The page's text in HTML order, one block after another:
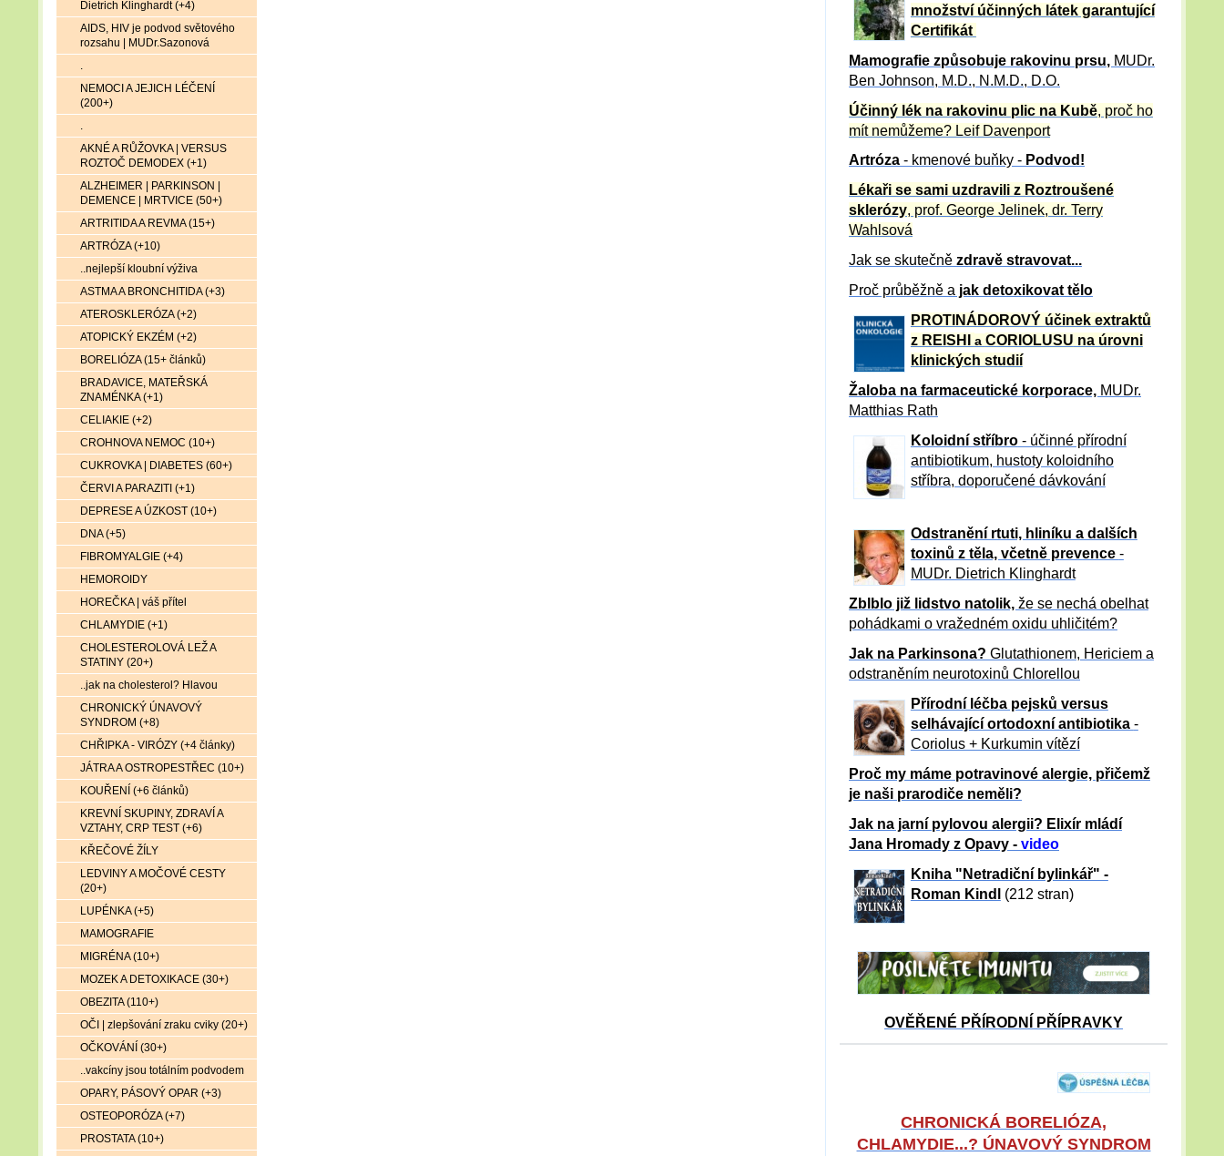
množství účinných látek garantující
Certifikát
Mamografie způsobuje rakovinu prsu, MUDr.
Ben Johnson, M.D., N.M.D., D.O.
Účinný lék na rakovinu plic na Kubě, proč ho
mít nemůžeme? Leif Davenport
Artróza - kmenové buňky - Podvod!
Lékaři se sami uzdravili z Roztroušené
sklerózy, prof. George Jelinek, dr. Terry
Wahlsová
Jak se skutečně zdravě stravovat...
Proč průběžně a jak detoxikovat tělo
PROTINÁDOROVÝ účinek extraktů
z REISHI a CORIOLUSU na úrovni
klinických studií
Žaloba na farmaceutické korporace, MUDr.
Matthias Rath
Koloidní stříbro- účinné přírodní
antibiotikum, hustoty koloidního
stříbra, doporučené dávkování
Odstranění rtuti, hliníku a dalších
toxinů z těla, včetně prevence -
MUDr. Dietrich Klinghardt
Zblblo již lidstvo natolik, že se nechá obelhat
pohádkami o vražedném oxidu uhličitém?
Jak na Parkinsona? Glutathionem, Hericiem a
odstraněním neurotoxinů Chlorellou
Přírodní léčba pejsků versus
selhávající ortodoxní antibiotika -
Coriolus + Kurkumin vítězí
Proč my máme potravinové alergie, přičemž
je naši prarodiče neměli?
Jak na jarní pylovou alergii? Elixír mládí
Jana Hromady z Opavy - video
Kniha "Netradiční bylinkář" -
Roman Kindl
(212 stran)
OVĚŘENÉ PŘÍRODNÍ PŘÍPRAVKY
CHRONICKÁ BORELIÓZA,
CHLAMYDIE...? ÚNAVOVÝ SYNDROM
Dietrich Klinghardt (+4)
AIDS, HIV je podvod světového
rozsahu | MUDr.Sazonová
.
NEMOCI A JEJICH LÉČENÍ
(200+)
.
AKNÉ A RŮŽOVKA | VERSUS
ROZTOČ DEMODEX (+1)
ALZHEIMER | PARKINSON |
DEMENCE | MRTVICE (50+)
ARTRITIDA A REVMA (15+)
ARTRÓZA (+10)
..nejlepší kloubní výživa
ASTMA A BRONCHITIDA (+3)
ATEROSKLERÓZA (+2)
ATOPICKÝ EKZÉM (+2)
BORELIÓZA (15+ článků)
BRADAVICE, MATEŘSKÁ
ZNAMÉNKA (+1)
CELIAKIE (+2)
CROHNOVA NEMOC (10+)
CUKROVKA | DIABETES (60+)
ČERVI A PARAZITI (+1)
DEPRESE A ÚZKOST (10+)
DNA (+5)
FIBROMYALGIE (+4)
HEMOROIDY
HOREČKA | váš přítel
CHLAMYDIE (+1)
CHOLESTEROLOVÁ LEŽ A
STATINY (20+)
..jak na cholesterol? Hlavou
CHRONICKÝ ÚNAVOVÝ
SYNDROM (+8)
CHŘIPKA - VIRÓZY (+4 články)
JÁTRA A OSTROPESTŘEC (10+)
KOUŘENÍ (+6 článků)
KREVNÍ SKUPINY, ZDRAVÍ A
VZTAHY, CRP TEST (+6)
KŘEČOVÉ ŽÍLY
LEDVINY A MOČOVÉ CESTY
(20+)
LUPÉNKA (+5)
MAMOGRAFIE
MIGRÉNA (10+)
MOZEK A DETOXIKACE (30+)
OBEZITA (110+)
OČI | zlepšování zraku cviky (20+)
OČKOVÁNÍ (30+)
..vakcíny jsou totálním podvodem
OPARY, PÁSOVÝ OPAR (+3)
OSTEOPORÓZA (+7)
PROSTATA (10+)